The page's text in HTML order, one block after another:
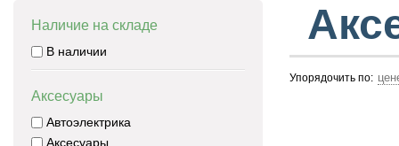
Наличие на складе
В наличии
Аксесуары
Автоэлектрика
Аксесуары
Упорядочить по: